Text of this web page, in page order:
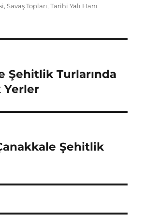
,Savaş Topları,Tarihi Yalı Hanı
Şehitlik Turlarında
Yerler
Şehitlik